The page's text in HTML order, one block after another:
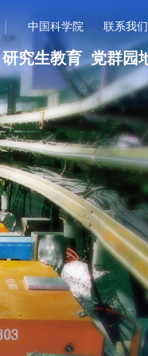
| 中国科学院 联系我们
研究生教育 党群园